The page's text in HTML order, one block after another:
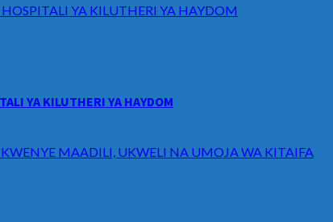
YA KILUTHERI YA HAYDOM
YA KILUTHERI YA HAYDOM
MAADILI, UKWELI NA UMOJA WA KITAIFA